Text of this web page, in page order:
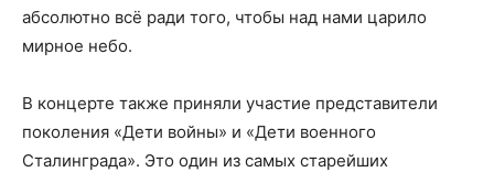
абсолютно всё ради того, чтобы над нами царило
мирное небо.
В концерте также приняли участие представители
поколения «Дети войны» и «Дети военного
Сталинграда». Это один из самых старейших